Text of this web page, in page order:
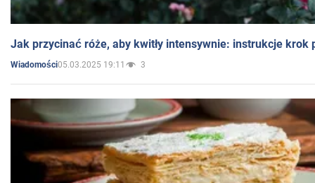
Jak przycinać róże, aby kwitły intensywnie: instrukcje krok
Wiadomości05.03.2025 19:11 3